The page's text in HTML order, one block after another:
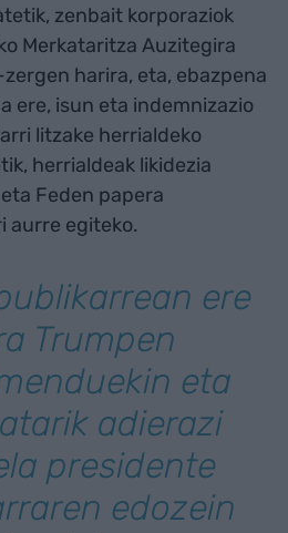
zenbait korporaziok
Merkataritza Auzitegira
harira, eta, ebazpena
ere, isun eta indemnizazio
litzake herrialdeko
herrialdeak likidezia
Feden papera
aurre egiteko.
ere
Trumpen
eta
adierazi
presidente
edozein